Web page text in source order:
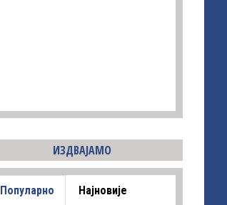
ИЗДВАЈАМО
Популарно Најновије